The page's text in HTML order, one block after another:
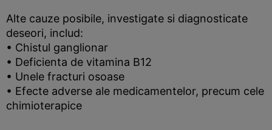
Alte cauze posibile, investigate si diagnosticate
deseori, includ:
• Chistul ganglionar
• Deficienta de vitamina B12
• Unele fracturi osoase
• Efecte adverse ale medicamentelor, precum cele
chimioterapice